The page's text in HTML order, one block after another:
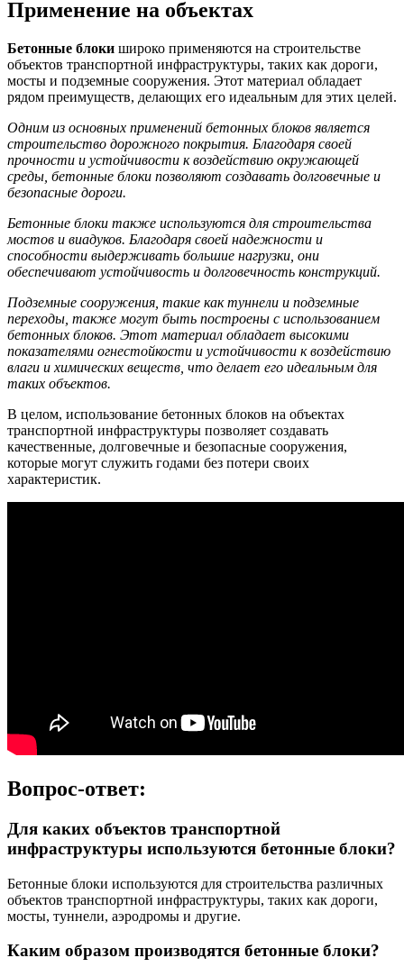
Применение на объектах
Бетонные блоки широко применяются на строительстве
объектов транспортной инфраструктуры, таких как дороги,
мосты и подземные сооружения. Этот материал обладает
рядом преимуществ, делающих его идеальным для этих целей.
Одним из основных применений бетонных блоков является
строительство дорожного покрытия. Благодаря своей
прочности и устойчивости к воздействию окружающей
среды, бетонные блоки позволяют создавать долговечные и
безопасные дороги.
Бетонные блоки также используются для строительства
мостов и виадуков. Благодаря своей надежности и
способности выдерживать большие нагрузки, они
обеспечивают устойчивость и долговечность конструкций.
Подземные сооружения, такие как туннели и подземные
переходы, также могут быть построены с использованием
бетонных блоков. Этот материал обладает высокими
показателями огнестойкости и устойчивости к воздействию
влаги и химических веществ, что делает его идеальным для
таких объектов.
В целом, использование бетонных блоков на объектах
транспортной инфраструктуры позволяет создавать
качественные, долговечные и безопасные сооружения,
которые могут служить годами без потери своих
характеристик.
Вопрос-ответ:
Для каких объектов транспортной
инфраструктуры используются бетонные блоки?
Бетонные блоки используются для строительства различных
объектов транспортной инфраструктуры, таких как дороги,
мосты, туннели, аэродромы и другие.
Каким образом производятся бетонные блоки?